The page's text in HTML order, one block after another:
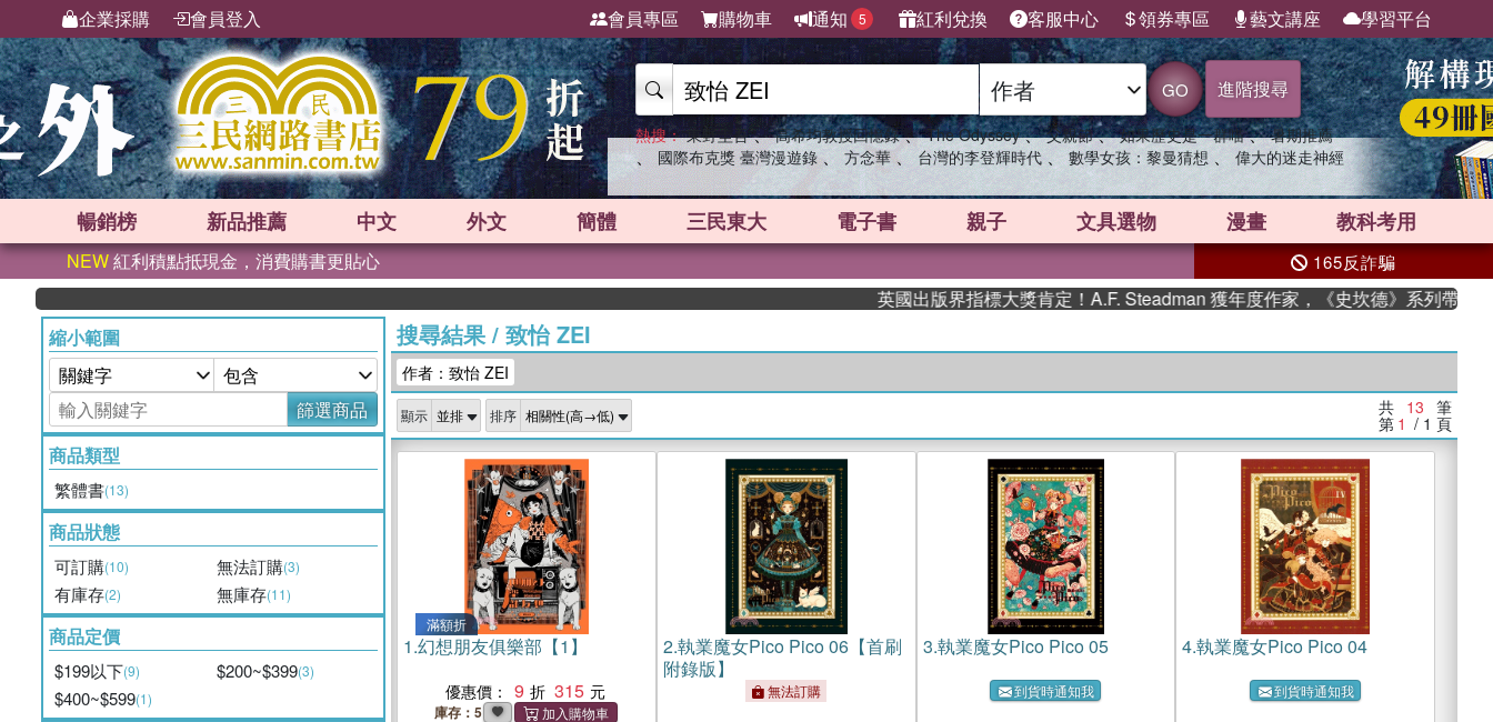
企業採購 會員登入 會員專區 購物車 通知 5 紅利兌換 客服中心 領券專區 藝文講座 學習平台
GO 進階搜尋
熱搜： 東野圭吾 、 高希均教授回憶錄 、 The Odyssey 、 父親節 、 如果歷史是一群喵 、 暑期推薦
、 國際布克獎 臺灣漫遊錄 、 方念華 、 台灣的李登輝時代 、 數學女孩：黎曼猜想 、 偉大的迷走神經
暢銷榜 新品推薦 中文 外文 簡體 三民東大 電子書 親子 文具選物 漫畫 教科考用
NEW紅利積點抵現金，消費購書更貼心 165反詐騙
英國出版界指標大獎肯定！A.F. Steadman 獲年度作家，《史坎德》系列帶你踏上
縮小範圍
篩選商品
商品類型
繁體書(13)
商品狀態
可訂購(10) 無法訂購(3)
有庫存(2) 無庫存(11)
商品定價
$199以下(9) $200~$399(3)
$400~$599(1)
搜尋結果/ 致怡 ZEI
作者：致怡 ZEI
顯示 排序 共 13 筆
第 1 / 1 頁
滿額折
1.幻想朋友俱樂部【1】
優惠價： 9 315
庫存：5
2.執業魔女Pico Pico 06【首刷
附錄版】
無法訂購
3.執業魔女Pico Pico 05
到貨時通知我
4.執業魔女Pico Pico 04
到貨時通知我